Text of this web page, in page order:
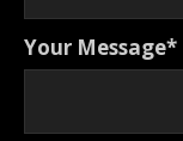
Your Message